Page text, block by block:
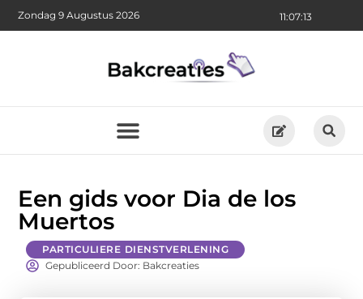
11:07:13
Zondag 9 Augustus 2026
Een gids voor Dia de los
Muertos
PARTICULIERE DIENSTVERLENING
Gepubliceerd Door: Bakcreaties